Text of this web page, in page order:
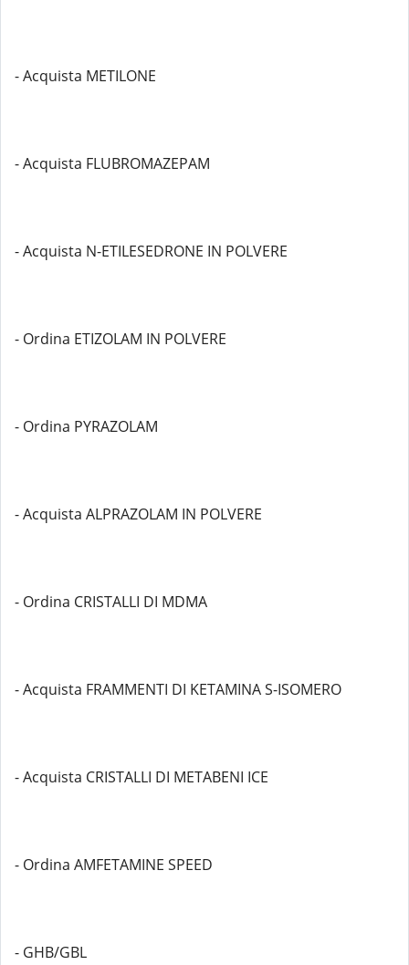
- Acquista METILONE
- Acquista FLUBROMAZEPAM
- Acquista N-ETILESEDRONE IN POLVERE
- Ordina ETIZOLAM IN POLVERE
- Ordina PYRAZOLAM
- Acquista ALPRAZOLAM IN POLVERE
- Ordina CRISTALLI DI MDMA
- Acquista FRAMMENTI DI KETAMINA S-ISOMERO
- Acquista CRISTALLI DI METABENI ICE
- Ordina AMFETAMINE SPEED
- GHB/GBL